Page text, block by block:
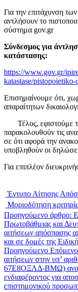
Για την επιτάχυνση
αντλήσουν το
σύστημα gov.gr
Σύνδεσμος για
κατάστασης:
https://www.gov.gr/
katastase/pistopoietiko-
Επισημαίνουμε ότι,
απαραίτητων
Τέλος, εφιστούμε
παρακολουθούν τις
σε ότι αφορά την
υποβληθούν οι
Για επιπλέον
Έντυπο Αίτησης
Μοριοδότηση
Προηγούμενο άρθρο:
Πρωτοβάθμιας και
αιτήσεων
και σε δομές της
Προηγούμενο
αιτήσεων στην υπ’
67Ε8ΟΞΛΔ-ΒΜΩ)
ενδιαφέροντος για
επιστημονικού